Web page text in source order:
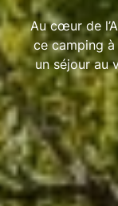
Au cœur de
ce camping
un séjour au